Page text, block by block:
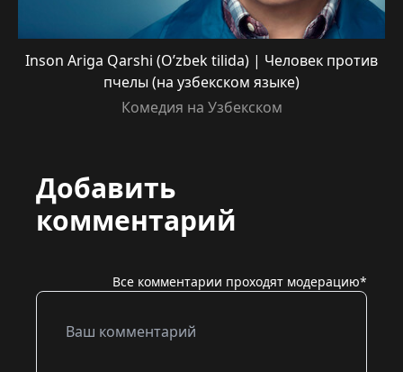
Inson Ariga Qarshi (O’zbek tilida) | Человек против
пчелы (на узбекском языке)
Комедия на Узбекском
Добавить
комментарий
Все комментарии проходят модерацию*